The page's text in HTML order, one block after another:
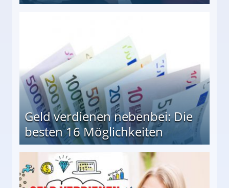
Geld verdienen nebenbei: Die
besten 16 Möglichkeiten